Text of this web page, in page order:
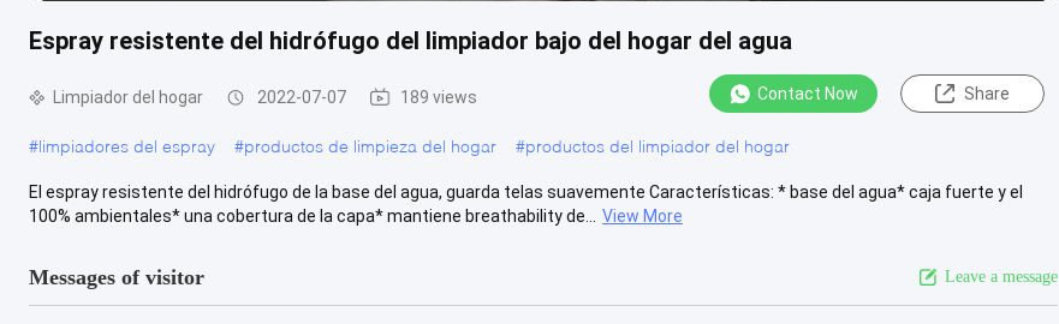
Espray resistente del hidrófugo del limpiador bajo del hogar del agua
Limpiador del hogar 2022-07-07 189 views Contact Now Share
#limpiadores del espray #productos de limpieza del hogar #productos del limpiador del hogar
El espray resistente del hidrófugo de la base del agua, guarda telas suavemente Características: * base del agua* caja fuerte y el
100% ambientales* una cobertura de la capa* mantiene breathability de...
View More
Messages of visitor Leave a message